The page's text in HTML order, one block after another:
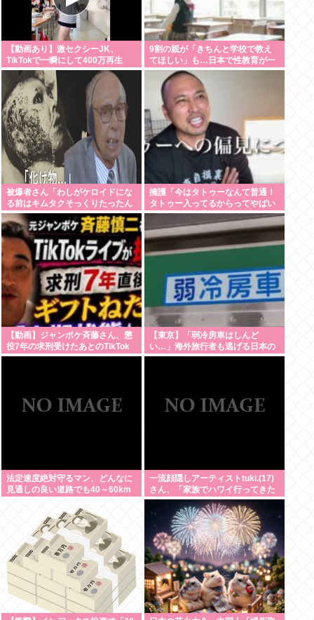
【動画あり】激セクシーJK、
TikTokで一瞬にして400万再生
www
9割の親が「きちんと学校で教え
てほしい」も…日本で性教育が一
向に進まない裏事情を元教師が指
被爆者さん「わしがケロイドにな
る前はキムタクそっくりたったん
じゃ」ハードなギャグをかます
擁護「今はタトゥーなんて普通！
タトゥー入ってるからってやばい
人なんてのは昔の話！！」
【動画】ジャンポケ斉藤さん、懲
役7年の求刑受けたあとのTikTok
ライブ配信がヤバすぎると話題に
【東京】「弱冷房車はしんど
い…」海外旅行者も逃げる日本の
猛暑、だけど冷房意識は20年前の
法定速度絶対守るマン、どんなに
見通しの良い道路でも40～60km
一流顔隠しアーティストtuki.(17)
さん、「家族でハワイ行ってきた
w」 自己顕示欲がどんどん抑えら
れなくなる